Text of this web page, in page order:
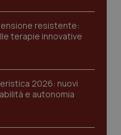
resistente:
terapie innovative
2026: nuovi
e autonomia
CookieScript